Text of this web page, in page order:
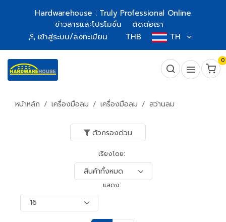
Hardwarehouse : Truly Professional Online
ข่าวสารและโปรโมชั่น
ติดต่อเรา
เข้าสู่ระบบ/ลงทะเบียน
THB TH
0
หน้าหลัก เครื่องมือลม เครื่องมือลม สว่านลม
ตัวกรองด่วน
เรียงโดย:
แสดง: